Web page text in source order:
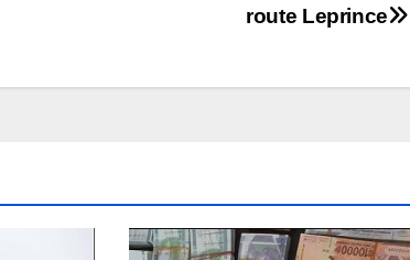
route Leprince